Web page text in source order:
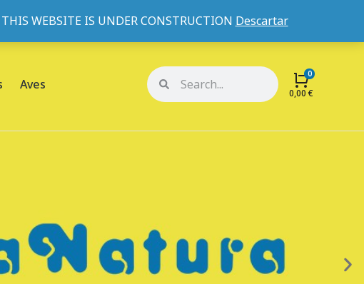
WEBSITE IS UNDER CONSTRUCTION Descartar
Mi cuenta Mis pedidos
Aves
0,00€